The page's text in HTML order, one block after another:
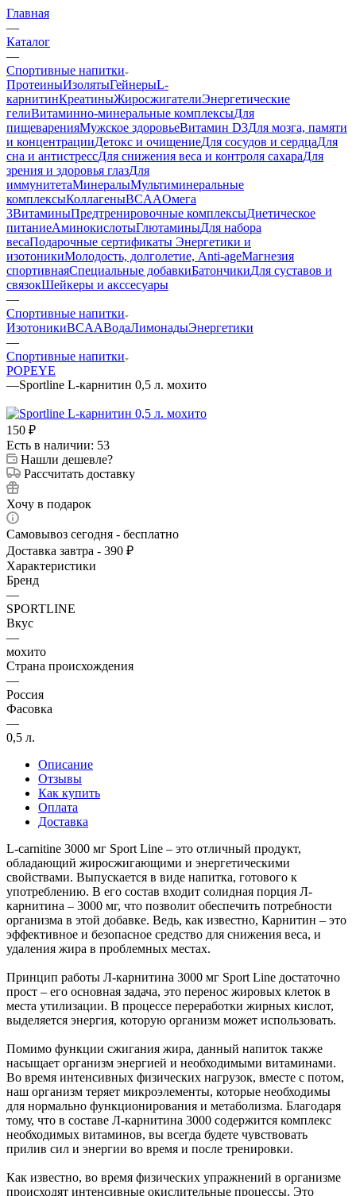
Главная
—
Каталог
—
Спортивные напитки
ПротеиныИзолятыГейнерыL-
карнитинКреатиныЖиросжигателиЭнергетические
гелиВитаминно-минеральные комплексыДля
пищеваренияМужское здоровьеВитамин D3Для мозга, памяти
и концентрацииДетокс и очищениеДля сосудов и сердцаДля
сна и антистрессДля снижения веса и контроля сахараДля
зрения и здоровья глазДля
иммунитетаМинералыМультиминеральные
комплексыКоллагеныBCAAОмега
3ВитаминыПредтренировочные комплексыДиетическое
питаниеАминокислотыГлютаминыДля набора
весаПодарочные сертификаты Энергетики и
изотоникиМолодость, долголетие, Anti-ageМагнезия
спортивнаяСпециальные добавкиБатончикиДля суставов и
связокШейкеры и акссесуары
—
Спортивные напитки
ИзотоникиBCAAВодаЛимонадыЭнергетики
—
Спортивные напитки
POPEYE
—Sportline L-карнитин 0,5 л. мохито
150 ₽
Есть в наличии: 53
Нашли дешевле?
Рассчитать доставку
Хочу в подарок
Самовывоз сегодня - бесплатно
Доставка завтра - 390 ₽
Характеристики
Бренд
—
SPORTLINE
Вкус
—
мохито
Страна происхождения
—
Россия
Фасовка
—
0,5 л.
Описание
Отзывы
Как купить
Оплата
Доставка
L-carnitine 3000 мг Sport Line – это отличный продукт,
обладающий жиросжигающими и энергетическими
свойствами. Выпускается в виде напитка, готового к
употреблению. В его состав входит солидная порция Л-
карнитина – 3000 мг, что позволит обеспечить потребности
организма в этой добавке. Ведь, как известно, Карнитин – это
эффективное и безопасное средство для снижения веса, и
удаления жира в проблемных местах.
Принцип работы Л-карнитина 3000 мг Sport Line достаточно
прост – его основная задача, это перенос жировых клеток в
места утилизации. В процессе переработки жирных кислот,
выделяется энергия, которую организм может использовать.
Помимо функции сжигания жира, данный напиток также
насыщает организм энергией и необходимыми витаминами.
Во время интенсивных физических нагрузок, вместе с потом,
наш организм теряет микроэлементы, которые необходимы
для нормально функционирования и метаболизма. Благодаря
тому, что в составе Л-карнитина 3000 содержится комплекс
необходимых витаминов, вы всегда будете чувствовать
прилив сил и энергии во время и после тренировки.
Как известно, во время физических упражнений в организме
происходят интенсивные окислительные процессы. Это